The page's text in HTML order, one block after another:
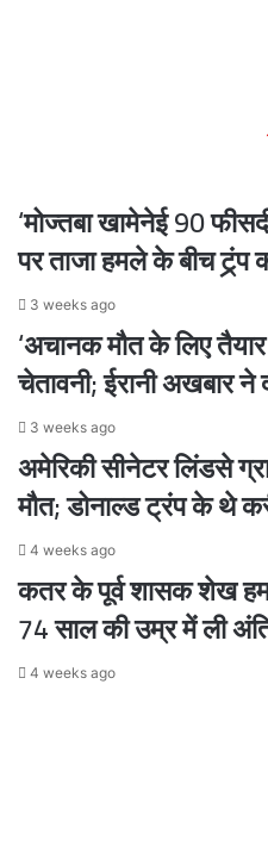
‘मोज्तबा खामेनेई 90
पर ताजा हमले के बीच ट्र्ंप
3 weeks ago
‘अचानक मौत के लिए
चेतावनी; ईरानी अखबार ने
3 weeks ago
अमेरिकी सीनेटर लिंडसे
मौत; डोनाल्ड ट्रंप के थे
4 weeks ago
कतर के पूर्व शासक शेख
74 साल की उम्र में ली
4 weeks ago